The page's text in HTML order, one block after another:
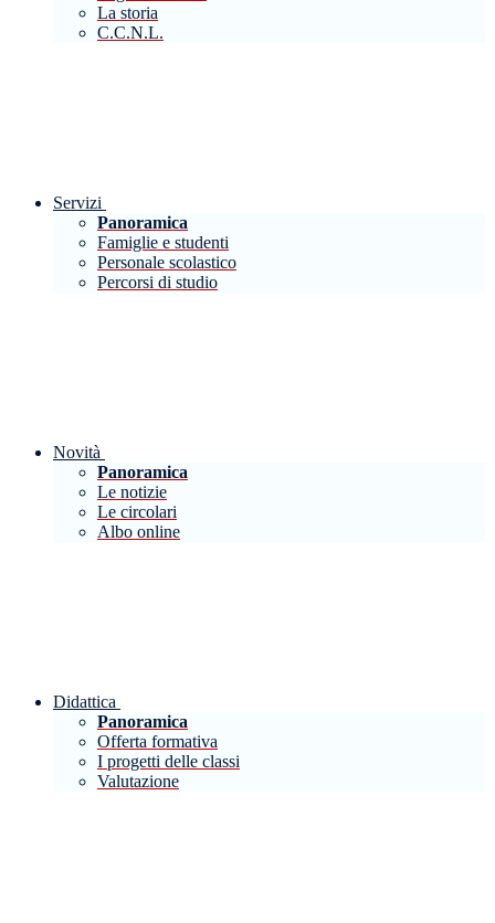
La storia
C.C.N.L.
Servizi
Panoramica
Famiglie e studenti
Personale scolastico
Percorsi di studio
Novità
Panoramica
Le notizie
Le circolari
Albo online
Didattica
Panoramica
Offerta formativa
I progetti delle classi
Valutazione